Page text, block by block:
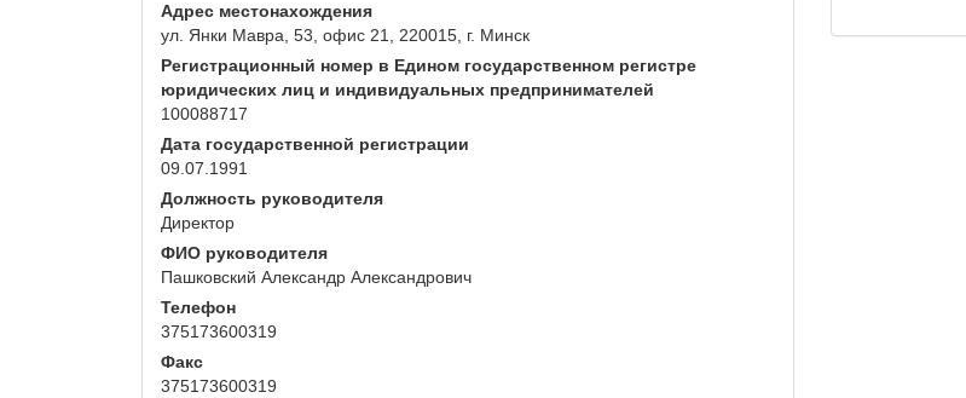
Адрес местонахождения
ул. Янки Мавра, 53, офис 21, 220015, г. Минск
Регистрационный номер в Едином государственном регистре
юридических лиц и индивидуальных предпринимателей
100088717
Дата государственной регистрации
09.07.1991
Должность руководителя
Директор
ФИО руководителя
Пашковский Александр Александрович
Телефон
375173600319
Факс
375173600319